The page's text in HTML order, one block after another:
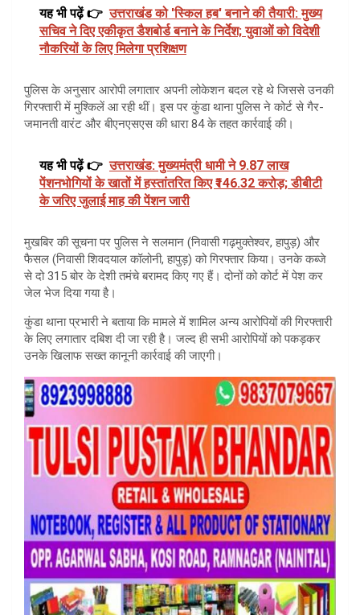
यह भी पढ़ें 👉 उत्तराखंड को 'स्किल हब' बनाने की तैयारी: मुख्य
सचिव ने दिए एकीकृत डैशबोर्ड बनाने के निर्देश; युवाओं को विदेशी
नौकरियों के लिए मिलेगा प्रशिक्षण
पुलिस के अनुसार आरोपी लगातार अपनी लोकेशन बदल रहे थे जिससे उनकी
गिरफ्तारी में मुश्किलें आ रही थीं। इस पर कुंडा थाना पुलिस ने कोर्ट से गैर-
जमानती वारंट और बीएनएसएस की धारा 84 के तहत कार्रवाई की।
यह भी पढ़ें 👉 उत्तराखंड: मुख्यमंत्री धामी ने 9.87 लाख
पेंशनभोगियों के खातों में हस्तांतरित किए ₹146.32 करोड़; डीबीटी
के जरिए जुलाई माह की पेंशन जारी
मुखबिर की सूचना पर पुलिस ने सलमान (निवासी गढ़मुक्तेश्वर, हापुड़) और
फैसल (निवासी शिवदयाल कॉलोनी, हापुड़) को गिरफ्तार किया। उनके कब्जे
से दो 315 बोर के देशी तमंचे बरामद किए गए हैं। दोनों को कोर्ट में पेश कर
जेल भेज दिया गया है।
कुंडा थाना प्रभारी ने बताया कि मामले में शामिल अन्य आरोपियों की गिरफ्तारी
के लिए लगातार दबिश दी जा रही है। जल्द ही सभी आरोपियों को पकड़कर
उनके खिलाफ सख्त कानूनी कार्रवाई की जाएगी।